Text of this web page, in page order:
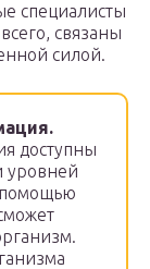
специалисты
связаны
силой.
доступны
уровней
помощью